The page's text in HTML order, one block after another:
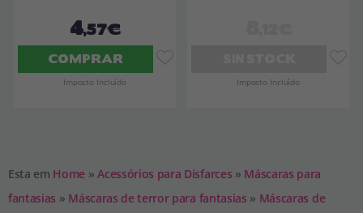
4,57€
COMPRAR
Imposto Incluído Imposto Incluído
Esta em Home » Acessórios para Disfarces » Máscaras para
fantasias » Máscaras de terror para fantasias » Máscaras de